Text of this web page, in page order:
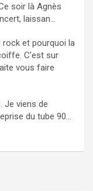
soir là Agnès
laissan...
rock et pourquoi la
C'est sur
vous faire
Je viens de
du tube 90...